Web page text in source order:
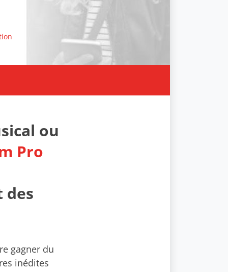
ou
Pro
des
gagner du
inédites